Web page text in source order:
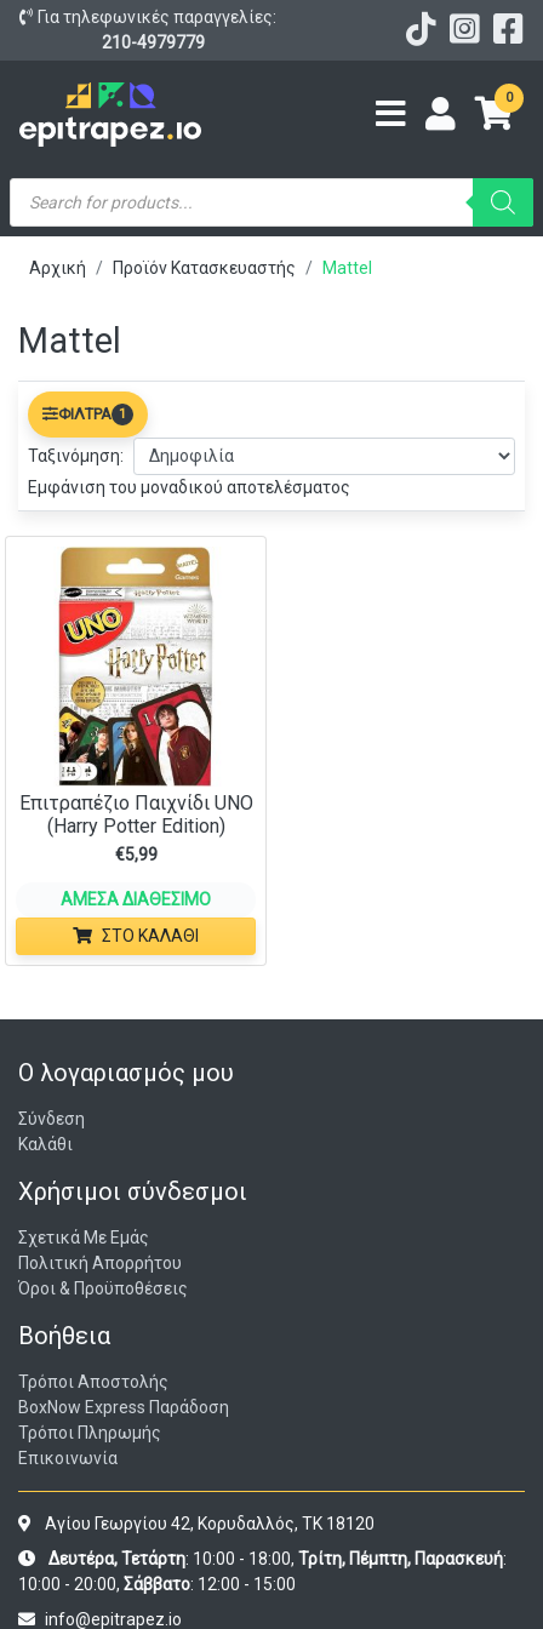
Για τηλεφωνικές παραγγελίες:
210-4979779
0
Products
search
Αρχική Προϊόν Κατασκευαστής Mattel
Mattel
Εμφάνιση του μοναδικού αποτελέσματος
ΦΊΛΤΡΑ 1
Ταξινόμηση:
Επιτραπέζιο Παιχνίδι UNO
(Harry Potter Edition)
€5,99
ΆΜΕΣΑ ΔΙΑΘΈΣΙΜΟ
ΣΤΟ ΚΑΛΆΘΙ
Ο λογαριασμός μου
Σύνδεση
Καλάθι
Χρήσιμοι σύνδεσμοι
Σχετικά Με Εμάς
Πολιτική Απορρήτου
Όροι & Προϋποθέσεις
Βοήθεια
Τρόποι Αποστολής
BoxNow Express Παράδοση
Τρόποι Πληρωμής
Επικοινωνία
Αγίου Γεωργίου 42, Κορυδαλλός, ΤΚ 18120
Δευτέρα, Τετάρτη: 10:00 - 18:00, Τρίτη, Πέμπτη, Παρασκευή:
10:00 - 20:00, Σάββατο: 12:00 - 15:00
info@epitrapez.io